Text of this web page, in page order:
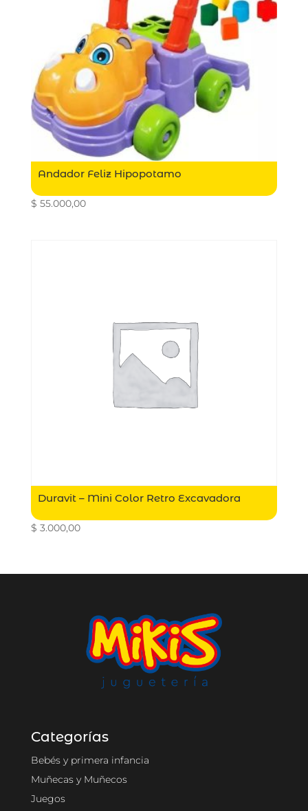
Andador Feliz Hipopotamo
$ 55.000,00
Duravit – Mini Color Retro Excavadora
$ 3.000,00
Categorías
Bebés y primera infancia
Muñecas y Muñecos
Juegos